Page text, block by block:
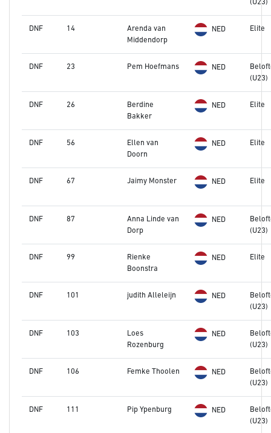
(U23)
DNF 14
Arenda van
Middendorp
NED Elite
DNF 23 Pem Hoefmans NED
(U23)
DNF 26
Berdine
Bakker
NED Elite
DNF 56
Ellen van
Doorn
NED Elite
DNF 67 Jaimy Monster NED Elite
DNF 87
Anna Linde van
Dorp
NED
(U23)
DNF 99
Rienke
Boonstra
NED Elite
DNF 101 judith Alleleijn NED
(U23)
DNF 103
Loes
Rozenburg
NED
(U23)
DNF 106 Femke Thoolen NED
(U23)
DNF 111 Pip Ypenburg NED
(U23)